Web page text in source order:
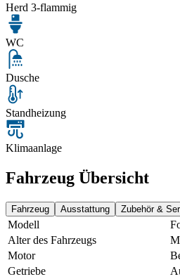
Herd 3-flammig
WC
Dusche
Standheizung
Klimaanlage
Fahrzeug Übersicht
Fahrzeug Ausstattung Zubehör &
Modell
Alter des Fahrzeugs
Motor
Getriebe